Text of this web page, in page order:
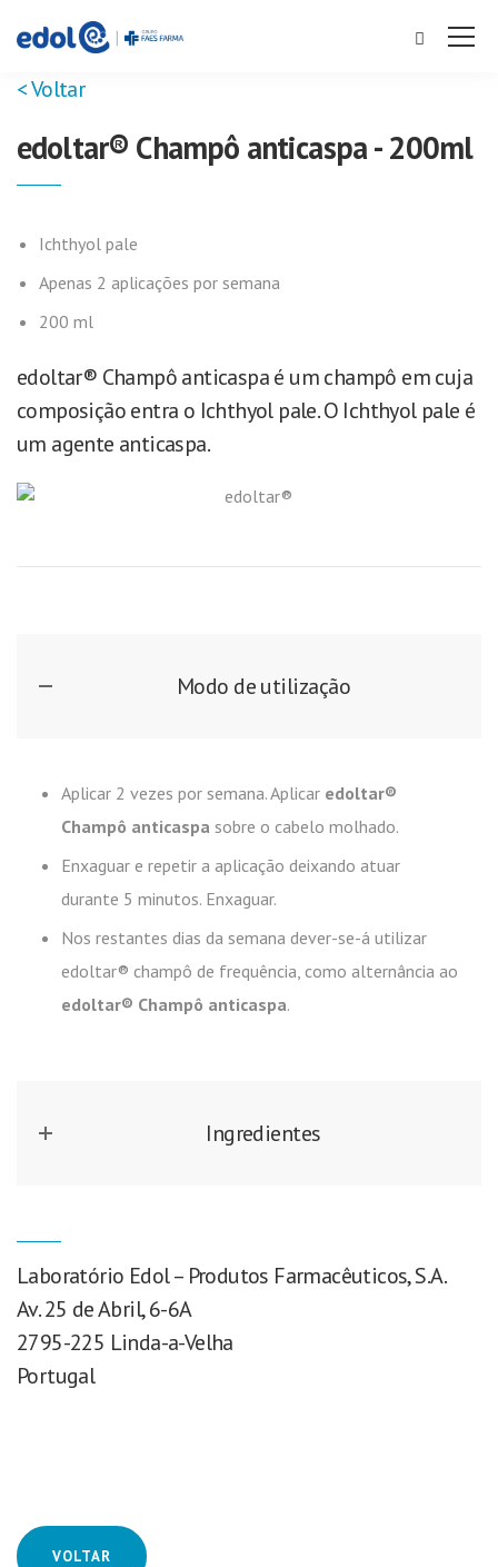
< Voltar
edoltar® Champô anticaspa - 200ml
Ichthyol pale
Apenas 2 aplicações por semana
200 ml
edoltar® Champô anticaspa é um champô em cuja
composição entra o Ichthyol pale.O Ichthyol pale é
um agente anticaspa.
Modo de utilização
Aplicar 2 vezes por semana. Aplicar edoltar®
Champô anticaspa sobre o cabelo molhado.
Enxaguar e repetir a aplicação deixando atuar
durante 5 minutos. Enxaguar.
Nos restantes dias da semana dever-se-á utilizar
edoltar® champô de frequência, como alternância ao
edoltar® Champô anticaspa.
Ingredientes
Laboratório Edol – Produtos Farmacêuticos, S.A.
Av. 25 de Abril, 6-6A
2795-225 Linda-a-Velha
Portugal
VOLTAR